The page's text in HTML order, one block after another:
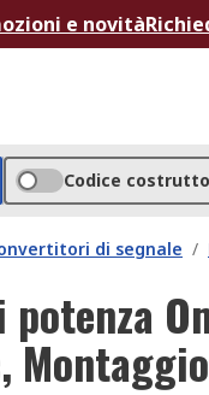
e novità
Codice
di segnale /
potenza